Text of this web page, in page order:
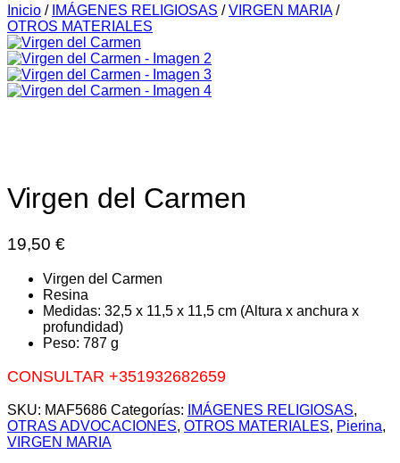
Inicio / IMÁGENES RELIGIOSAS / VIRGEN MARIA /
OTROS MATERIALES
Virgen del Carmen
19,50 €
Virgen del Carmen
Resina
Medidas: 32,5 x 11,5 x 11,5 cm (Altura x anchura x
profundidad)
Peso: 787 g
CONSULTAR +351932682659
SKU: MAF5686 Categorías: IMÁGENES RELIGIOSAS,
OTRAS ADVOCACIONES, OTROS MATERIALES, Pierina,
VIRGEN MARIA